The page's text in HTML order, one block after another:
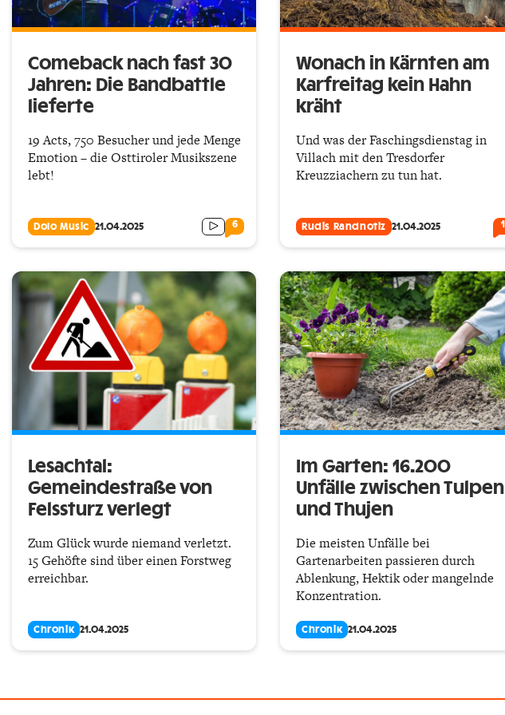
Comeback nach fast 30
Jahren: Die Bandbattle
lieferte
19 Acts, 750 Besucher und jede Menge
Emotion – die Osttiroler Musikszene
lebt!
Dolo Music 21.04.2025 6
Wonach in Kärnten am
Karfreitag kein Hahn
kräht
Und was der Faschingsdienstag in
Villach mit den Tresdorfer
Kreuzziachern zu tun hat.
Rudis Randnotiz 21.04.2025 1
Lesachtal:
Gemeindestraße von
Felssturz verlegt
Zum Glück wurde niemand verletzt.
15 Gehöfte sind über einen Forstweg
erreichbar.
Chronik 21.04.2025
Im Garten: 16.200
Unfälle zwischen Tulpen
und Thujen
Die meisten Unfälle bei
Gartenarbeiten passieren durch
Ablenkung, Hektik oder mangelnde
Konzentration.
Chronik 21.04.2025